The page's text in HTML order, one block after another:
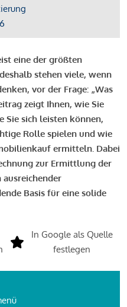
eine der größten
stehen viele, wenn
vor der Frage: „Was
zeigt Ihnen, wie Sie
Sie sich leisten können,
Rolle spielen und wie
ermitteln. Dabei
zur Ermittlung der
Basis für eine solide
In Google als Quelle
festlegen